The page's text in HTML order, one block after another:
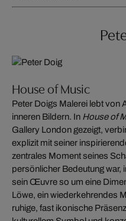
House of Music
Peter Doigs Malerei lebt von
inneren Bildern. In House of
Gallery London gezeigt,
explizit mit seiner
zentrales Moment seines
persönlicher Bedeutung war,
sein Œuvre so um eine
Löwe, ein wiederkehrendes
ruhige, fast ikonische